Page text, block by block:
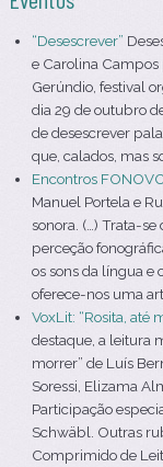
“Desescrever”
e Carolina
Gerúndio, festival
dia 29 de outubro
de desescrever
que, calados, mas
Encontros
Manuel Portela e
sonora. (…) Trata-se
perceção
os sons da língua e
oferece-nos uma
VoxLit: “Rosita, até
destaque, a leitura
morrer” de Luís
Soressi, Elizama
Participação
Schwäbl. Outras
Comprimido de